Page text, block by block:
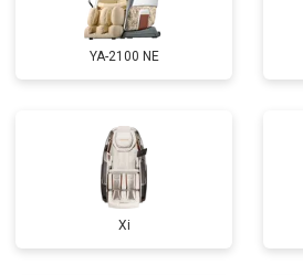
YA-2100 NE
Xi